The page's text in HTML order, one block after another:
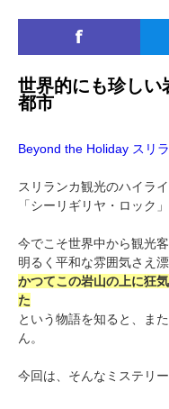
世界的にも珍しい
都市
Beyond the Holiday スリ
スリランカ観光のハイラ
「シーリギリヤ・ロック
今でこそ世界中から観光
明るく平和な雰囲気さえ
かつてこの岩山の上に狂
た
という物語を知ると、ま
ん。
今回は、そんなミステリ